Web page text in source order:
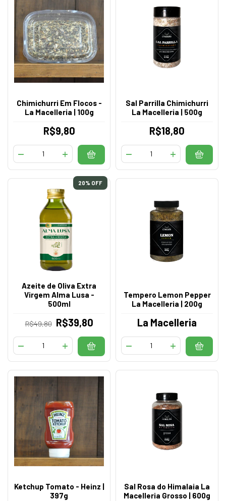
Chimichurri Em Flocos -
La Macelleria | 100g
R$9,80
Sal Parrilla Chimichurri
La Macelleria | 500g
R$18,80
20% OFF
Azeite de Oliva Extra
Virgem Alma Lusa -
500ml
R$49,80 R$39,80
Tempero Lemon Pepper
La Macelleria | 200g
La Macelleria
Ketchup Tomato - Heinz |
397g
Sal Rosa do Himalaia La
Macelleria Grosso | 600g